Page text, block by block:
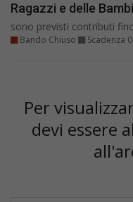
Ragazzi e delle
sono previsti contributi
Bando Chiuso Scadenza
Per
devi essere